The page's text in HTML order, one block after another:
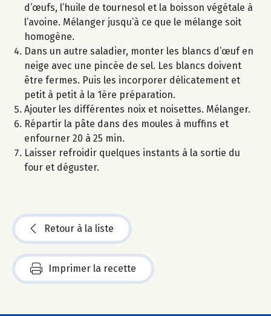
d’œufs, l’huile de tournesol et la boisson végétale à
l’avoine. Mélanger jusqu’à ce que le mélange soit
homogène.
Dans un autre saladier, monter les blancs d’œuf en
neige avec une pincée de sel. Les blancs doivent
être fermes. Puis les incorporer délicatement et
petit à petit à la 1ère préparation.
Ajouter les différentes noix et noisettes. Mélanger.
Répartir la pâte dans des moules à muffins et
enfourner 20 à 25 min.
Laisser refroidir quelques instants à la sortie du
four et déguster.
Retour à la liste
Imprimer la recette